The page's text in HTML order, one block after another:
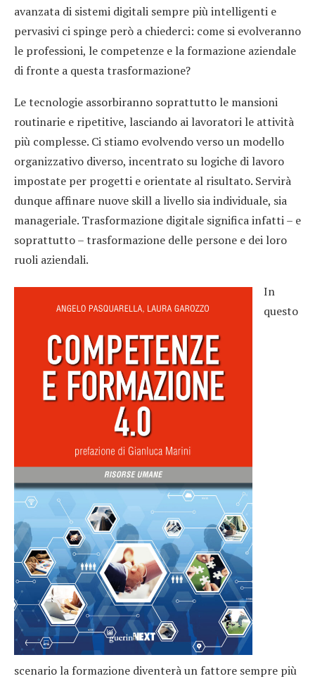
avanzata di sistemi digitali sempre più intelligenti e
pervasivi ci spinge però a chiederci: come si evolveranno
le professioni, le competenze e la formazione aziendale
di fronte a questa trasformazione?
Le tecnologie assorbiranno soprattutto le mansioni
routinarie e ripetitive, lasciando ai lavoratori le attività
più complesse. Ci stiamo evolvendo verso un modello
organizzativo diverso, incentrato su logiche di lavoro
impostate per progetti e orientate al risultato. Servirà
dunque affinare nuove skill a livello sia individuale, sia
manageriale. Trasformazione digitale significa infatti – e
soprattutto – trasformazione delle persone e dei loro
ruoli aziendali.
In
questo
scenario la formazione diventerà un fattore sempre più